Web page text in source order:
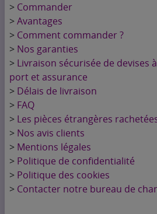
> Commander
>Avantages
> Comment commander ?
> Nos garanties
> Livraison sécurisée de devises
port et assurance
> Délais de livraison
> FAQ
> Les pièces étrangères
> Nos avis clients
> Mentions légales
> Politique de confidentialité
> Politique des cookies
> Contacter notre bureau de